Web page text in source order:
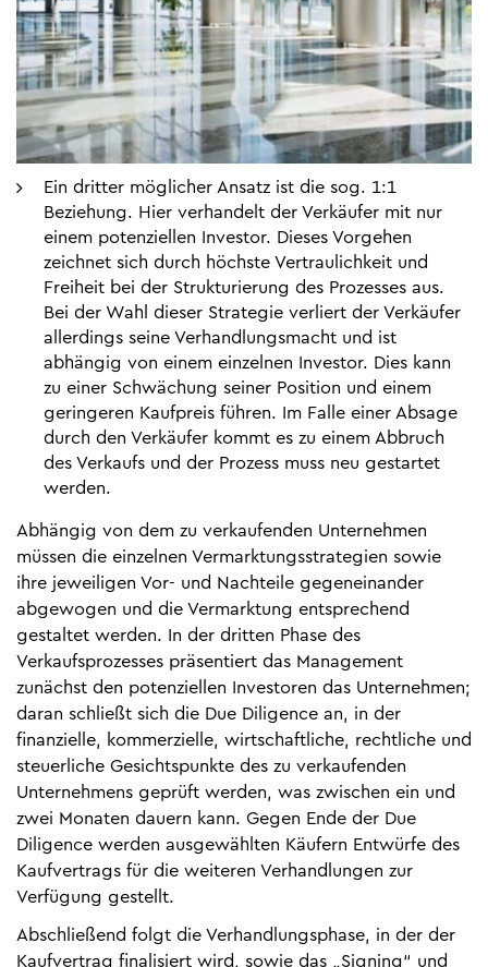
Ein dritter möglicher Ansatz ist die sog. 1:1
Beziehung. Hier verhandelt der Verkäufer mit nur
einem potenziellen Investor. Dieses Vorgehen
zeichnet sich durch höchste Vertraulichkeit und
Freiheit bei der Strukturierung des Prozesses aus.
Bei der Wahl dieser Strategie verliert der Verkäufer
allerdings seine Verhandlungsmacht und ist
abhängig von einem einzelnen Investor. Dies kann
zu einer Schwächung seiner Position und einem
geringeren Kaufpreis führen. Im Falle einer Absage
durch den Verkäufer kommt es zu einem Abbruch
des Verkaufs und der Prozess muss neu gestartet
werden.
Abhängig von dem zu verkaufenden Unternehmen
müssen die einzelnen Vermarktungsstrategien sowie
ihre jeweiligen Vor- und Nachteile gegeneinander
abgewogen und die Vermarktung entsprechend
gestaltet werden. In der dritten Phase des
Verkaufsprozesses präsentiert das Management
zunächst den potenziellen Investoren das Unternehmen;
daran schließt sich die Due Diligence an, in der
finanzielle, kommerzielle, wirtschaftliche, rechtliche und
steuerliche Gesichtspunkte des zu verkaufenden
Unternehmens geprüft werden, was zwischen ein und
zwei Monaten dauern kann. Gegen Ende der Due
Diligence werden ausgewählten Käufern Entwürfe des
Kaufvertrags für die weiteren Verhandlungen zur
Verfügung gestellt.
Abschließend folgt die Verhandlungsphase, in der der
Kaufvertrag finalisiert wird, sowie das „Signing“ und